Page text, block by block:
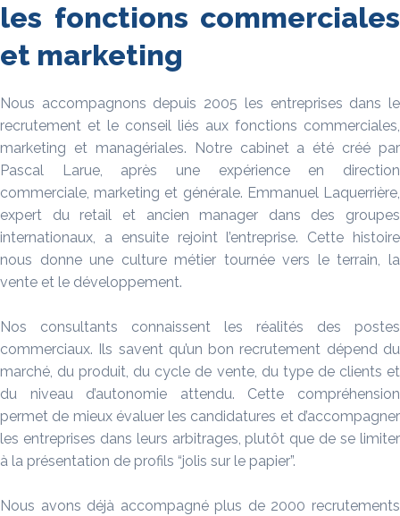
les fonctions commerciales
et marketing
Nous accompagnons depuis 2005 les entreprises dans le
recrutement et le conseil liés aux fonctions commerciales,
marketing et managériales. Notre cabinet a été créé par
Pascal Larue, après une expérience en direction
commerciale, marketing et générale. Emmanuel Laquerrière,
expert du retail et ancien manager dans des groupes
internationaux, a ensuite rejoint l’entreprise. Cette histoire
nous donne une culture métier tournée vers le terrain, la
vente et le développement.
Nos consultants connaissent les réalités des postes
commerciaux. Ils savent qu’un bon recrutement dépend du
marché, du produit, du cycle de vente, du type de clients et
du niveau d’autonomie attendu. Cette compréhension
permet de mieux évaluer les candidatures et d’accompagner
les entreprises dans leurs arbitrages, plutôt que de se limiter
à la présentation de profils “jolis sur le papier”.
Nous avons déjà accompagné plus de 2000 recrutements